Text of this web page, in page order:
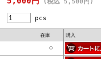
pcs
在庫 購入
○